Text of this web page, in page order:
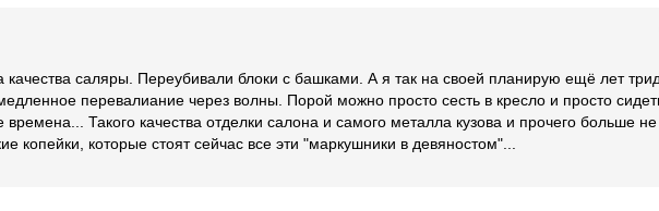
качества саляры. Переубивали блоки с башками. А я так на своей планирую ещё лет
перевалиание через волны. Порой можно просто сесть в кресло и просто
Такого качества отделки салона и самого металла кузова и прочего больше не
копейки, которые стоят сейчас все эти "маркушники в девяностом"...